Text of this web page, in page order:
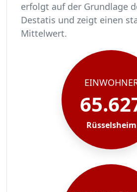
erfolgt auf der Grundlage
Destatis und zeigt einen
Mittelwert.
In Rüsselsheim leben rund
Von diesen 65627
Ca. 641 dieser
Der Großteil der
Rüsselsheim